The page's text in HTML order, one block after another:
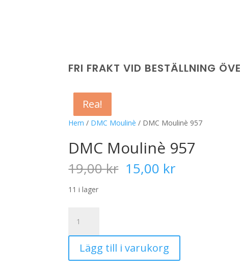
FRI FRAKT VID BESTÄLLNING
Hem / DMC Moulinè / DMC Moulinè 957
Rea!
DMC Moulinè 957
19,00kr Det
ursprungliga
15,00 krDet
11 i lager
Moulinè
957
mängdLägg till i varukorg
Rea!
Rea!
Rea!